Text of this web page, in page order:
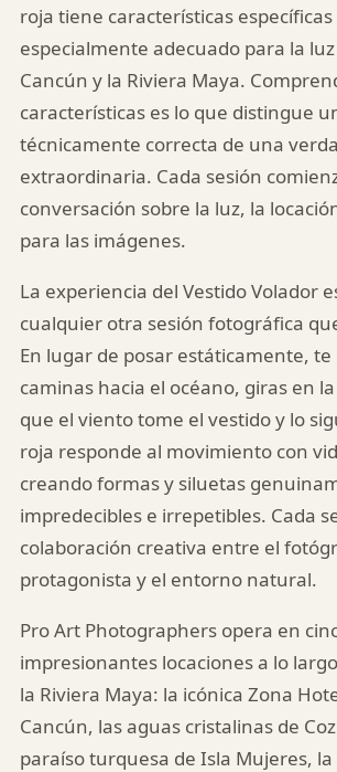
roja tiene características
especialmente adecuado para la
Cancún y la Riviera Maya.
características es lo que distingue
técnicamente correcta de una
extraordinaria. Cada sesión
conversación sobre la luz, la
para las imágenes.
La experiencia del Vestido Volador
cualquier otra sesión fotográfica
En lugar de posar estáticamente,
caminas hacia el océano, giras en
que el viento tome el vestido y lo
roja responde al movimiento con
creando formas y siluetas
impredecibles e irrepetibles. Cada
colaboración creativa entre el
protagonista y el entorno natural.
Pro Art Photographers opera en
impresionantes locaciones a lo
la Riviera Maya: la icónica Zona
Cancún, las aguas cristalinas de
paraíso turquesa de Isla Mujeres,